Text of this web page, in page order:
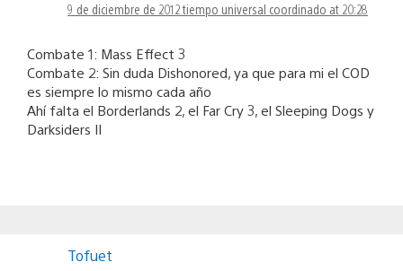
9 de diciembre de 2012 tiempo universal coordinado at 20:28
Combate 1: Mass Effect 3
Combate 2: Sin duda Dishonored, ya que para mi el COD
es siempre lo mismo cada año
Ahí falta el Borderlands 2, el Far Cry 3, el Sleeping Dogs y
Darksiders II
Tofuet